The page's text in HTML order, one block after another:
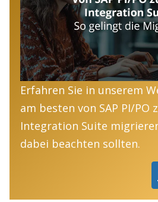
Erfahren Sie in unserem
am besten von SAP PI/PO
Integration Suite
dabei beachten sollten.